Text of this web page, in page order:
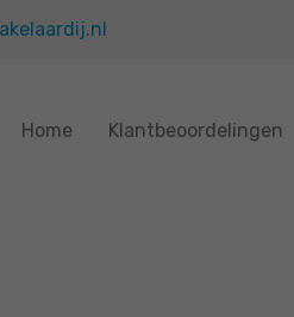
Home Klantbeoordelingen